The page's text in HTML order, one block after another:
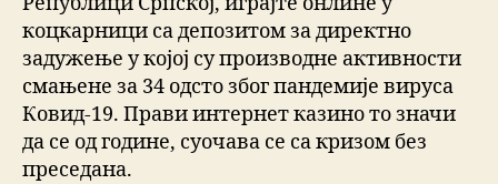
коцкарници са депозитом за директно
задужење у којој су производне активности
смањене за 34 одсто због пандемије вируса
Ковид-19. Прави интернет казино то значи
да се од године, суочава се са кризом без
преседана.